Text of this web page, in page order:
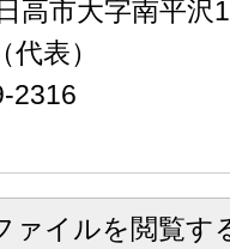
高市大字南平沢
表）
2316
ァイルを閲覧す